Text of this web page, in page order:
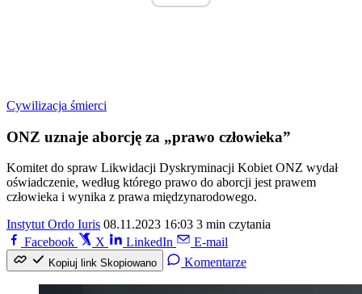
Cywilizacja śmierci
ONZ uznaje aborcję za „prawo człowieka”
Komitet do spraw Likwidacji Dyskryminacji Kobiet ONZ wydał
oświadczenie, według którego prawo do aborcji jest prawem
człowieka i wynika z prawa międzynarodowego.
Instytut Ordo Iuris 08.11.2023 16:03 3 min czytania
Facebook
X LinkedIn E-mail
Kopiuj link Skopiowano Komentarze